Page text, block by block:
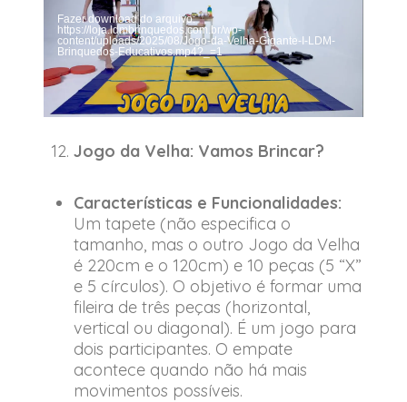
Fazer download do arquivo:
https://loja.ldmbrinquedos.com.br/wp-
content/uploads/2025/08/Jogo-da-Velha-Gigante-I-LDM-
Brinquedos-Educativos.mp4?_=1
Jogo da Velha: Vamos Brincar?
Características e Funcionalidades:
Um tapete (não especifica o
tamanho, mas o outro Jogo da Velha
é 220cm e o 120cm) e 10 peças (5 “X”
e 5 círculos). O objetivo é formar uma
fileira de três peças (horizontal,
vertical ou diagonal). É um jogo para
dois participantes. O empate
acontece quando não há mais
movimentos possíveis.